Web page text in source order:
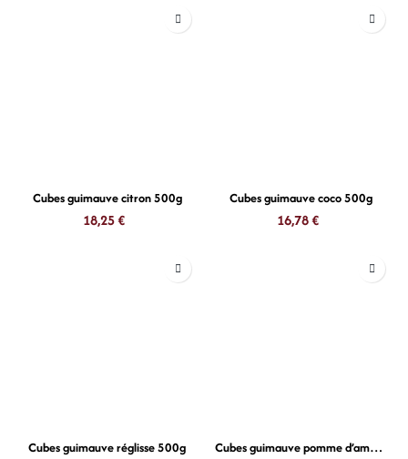
Cubes guimauve citron 500g
18,25€
Cubes guimauve coco 500g
16,78€
Cubes guimauve réglisse 500g Cubes guimauve pomme d’amour 500g